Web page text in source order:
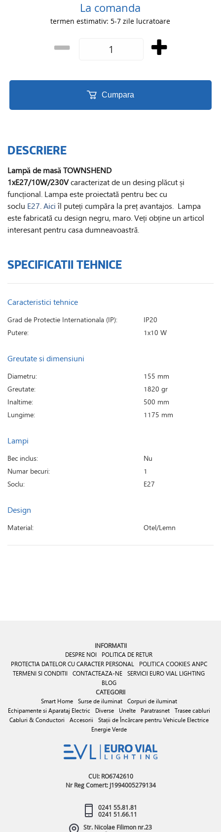
La comanda
termen estimativ: 5-7 zile lucratoare
Cumpara
DESCRIERE
Lampă de masă TOWNSHEND
1xE27/10W/230Vcaracterizat de un desing plăcut și
funcțional. Lampa este proiectată pentru bec cu
soclu E27.Aici îl puteți cumpăra la preț avantajos. Lampa
este fabricată cu design negru, maro. Veți obține un articol
interesant pentru casa dumneavoastră.
SPECIFICATII TEHNICE
Caracteristici tehnice
Grad de Protectie Internationala (IP):
IP20
Putere:
1x10 W
Greutate si dimensiuni
Diametru:
155 mm
Greutate:
1820 gr
Inaltime:
500 mm
Lungime:
1175 mm
Lampi
Bec inclus:
Nu
Numar becuri:
1
Soclu:
E27
Design
Material: Otel/Lemn
INFORMATII
DESPRE NOI
POLITICA DE RETUR
PROTECTIA DATELOR CU CARACTER PERSONAL
POLITICA COOKIES ANPC
TERMENI SI CONDITII
CONTACTEAZA-NE SERVICII EURO VIAL LIGHTING
BLOG
CATEGORII
Smart Home Surse de iluminat
Corpuri de iluminat
Echipamente si Aparataj Electric
Diverse Unelte Paratrasnet
Trasee cabluri
Cabluri & Conductori
Accesorii
Stații de Încărcare pentru Vehicule Electrice
Energie Verde
CUI: RO6742610
Nr Reg Comert: J1994005279134
0241 55.81.81
0241 51.66.11
Str. Nicolae Filimon nr.23